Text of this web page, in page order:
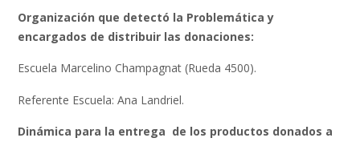
Organización que detectó la Problemática y
encargados de distribuir las donaciones:
Escuela Marcelino Champagnat (Rueda 4500).
Referente Escuela: Ana Landriel.
Dinámica para la entrega de los productos donados a